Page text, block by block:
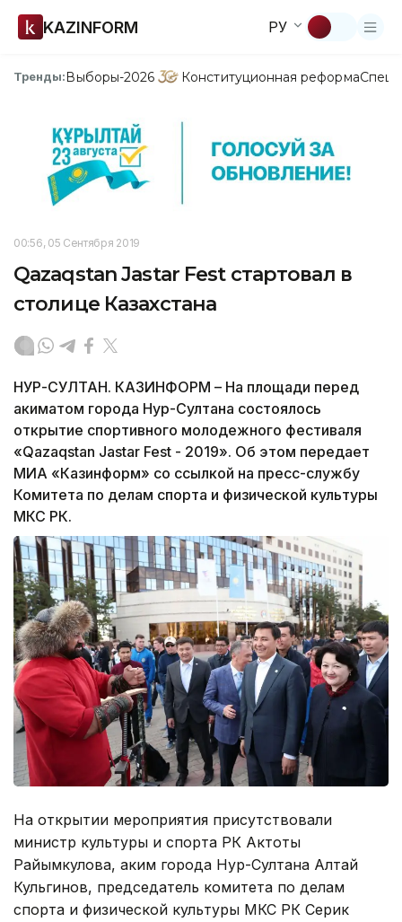
KAZINFORM РУ
Тренды:Выборы-2026 Конституционная реформа
00:56, 05 Сентября 2019
Qazaqstan Jastar Fest стартовал в
столице Казахстана
НУР-СУЛТАН. КАЗИНФОРМ – На площади перед
акиматом города Нур-Султана состоялось
открытие спортивного молодежного фестиваля
«Qazaqstan Jastar Fest - 2019». Об этом передает
МИА «Казинформ» со ссылкой на пресс-службу
Комитета по делам спорта и физической культуры
МКС РК.
На открытии мероприятия присутствовали
министр культуры и спорта РК Актоты
Райымкулова, аким города Нур-Султана Алтай
Кульгинов, председатель комитета по делам
спорта и физической культуры МКС РК Серик